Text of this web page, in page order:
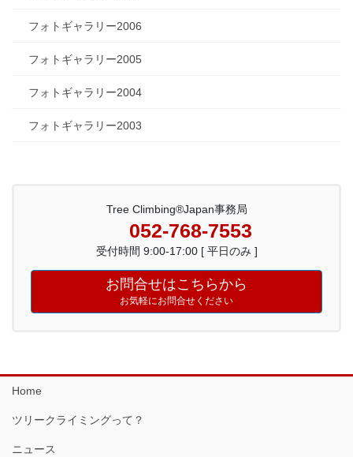
フォトギャラリー2006
フォトギャラリー2005
フォトギャラリー2004
フォトギャラリー2003
Tree Climbing®Japan事務局
052-768-7553
受付時間 9:00-17:00 [ 平日のみ ]
お問合せはこちらから
お気軽にお問合せください
Home
ツリークライミングって？
ニュース